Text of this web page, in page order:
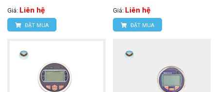
Giá: Liên hệ
ĐẶT MUA
Giá: Liên hệ
ĐẶT MUA